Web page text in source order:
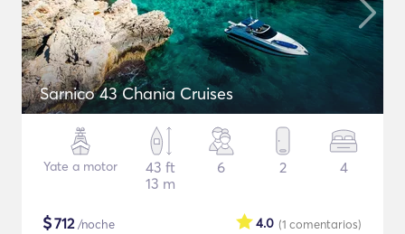
Sarnico 43 Chania Cruises
Yate a motor
43 ft
13 m
6 2 4
$712/noche (1 comentarios)
4.0